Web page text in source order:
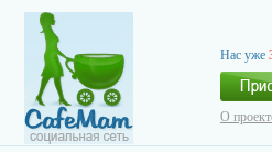
Нас уже
О